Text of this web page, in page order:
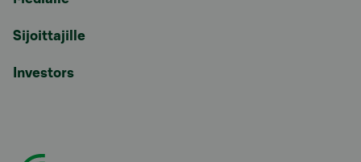
Sijoittajille
Investors